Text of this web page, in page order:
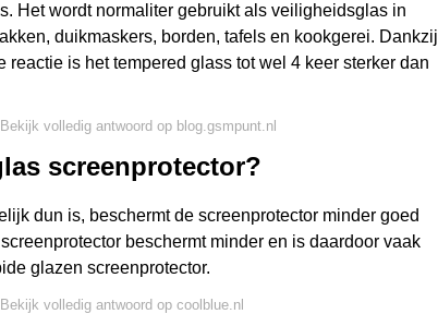
Het wordt normaliter gebruikt als veiligheidsglas in
duikmaskers, borden, tafels en kookgerei. Dankzij
reactie is het tempered glass tot wel 4 keer sterker dan
Bekijk volledig antwoord op blog.gsmpunt.nl
screenprotector?
dun is, beschermt de screenprotector minder goed
beschermt minder en is daardoor vaak
glazen screenprotector.
Bekijk volledig antwoord op coolblue.nl